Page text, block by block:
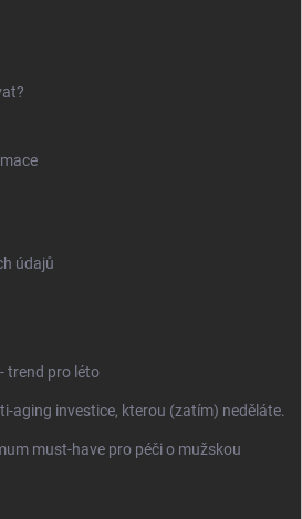
údajů
trend pro léto
aging investice, kterou (zatím) neděláte.
must-have pro péči o mužskou